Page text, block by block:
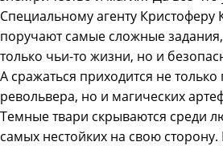
Специальному агенту Кристоферу
поручают самые сложные
только чьи-то жизни, но и
А сражаться приходится не
револьвера, но и магических
Темные твари скрываются среди
самых нестойких на свою